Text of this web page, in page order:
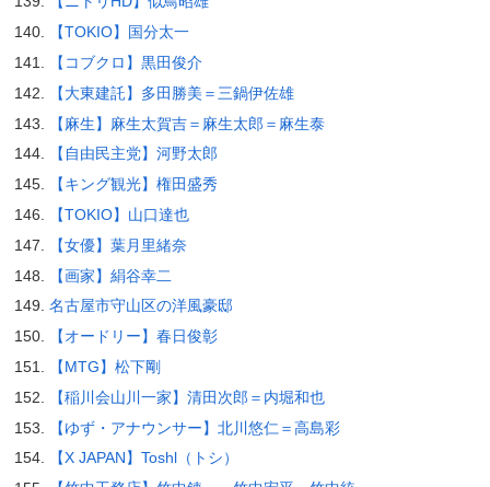
【TOKIO】国分太一
【コブクロ】黒田俊介
【大東建託】多田勝美＝三鍋伊佐雄
【麻生】麻生太賀吉＝麻生太郎＝麻生泰
【自由民主党】河野太郎
【キング観光】権田盛秀
【TOKIO】山口達也
【女優】葉月里緒奈
【画家】絹谷幸二
名古屋市守山区の洋風豪邸
【オードリー】春日俊彰
【MTG】松下剛
【稲川会山川一家】清田次郎＝内堀和也
【ゆず・アナウンサー】北川悠仁＝高島彩
【X JAPAN】Toshl（トシ）